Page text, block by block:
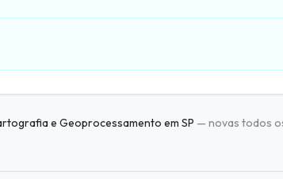
e Geoprocessamento em SP — novas todos